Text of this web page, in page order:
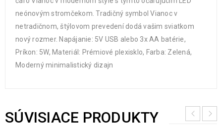
neónovým stromčekom. Tradičný symbol Vianoc v
netradičnom, štýlovom prevedení dodá vašim sviatkom
nový rozmer. Napájanie: 5V USB alebo 3x AA batérie,
Príkon: 5W, Materiál: Prémiové plexisklo, Farba: Zelená,
Moderný minimalistický dizajn
SÚVISIACE PRODUKTY